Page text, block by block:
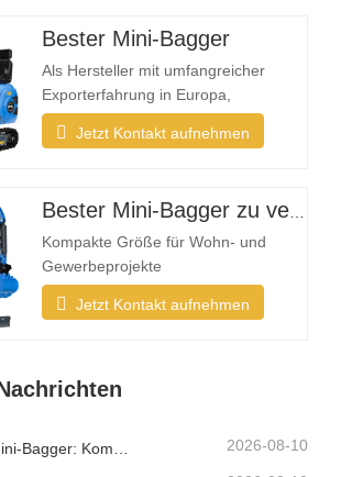
Hausbesitzer, Landwirt oder
Vermietungsunternehmen sind – der
R319 bietet die nötige Flexibilität, um
Projekte…
Bester Mini-Bagger
Als Hersteller mit umfangreicher
Exporterfahrung in Europa,
Nordamerika, Australien und
Südostasien verzeichnet Rippa eine
Einsatz im Garten und für leichte
Arbeiten konzipiert sind Was macht
einen Minibagger ideal für den
privaten…
Jetzt Kontakt aufnehmen
Bester Mini-Bagger zu verkaufen
Kompakte Größe für Wohn- und
Gewerbeprojekte
Landschaftsbauprojekte finden oft in
beengten Räumen wie Gärten,
Kompaktbagger muss klein genug
und gleichzeitig zuverlässige
Grabstärke bieten. Ein…
Jetzt Kontakt aufnehmen
2026-08-10